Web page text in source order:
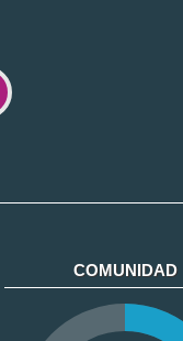
COMUNIDAD